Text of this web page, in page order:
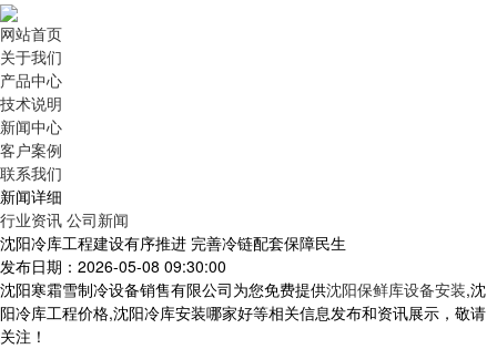
网站首页
关于我们
产品中心
技术说明
新闻中心
客户案例
联系我们
新闻详细
行业资讯 公司新闻
沈阳冷库工程建设有序推进 完善冷链配套保障民生
发布日期：2026-05-08 09:30:00
沈阳寒霜雪制冷设备销售有限公司为您免费提供沈阳保鲜库设备安装,沈
阳冷库工程价格,沈阳冷库安装哪家好等相关信息发布和资讯展示，敬请
关注！